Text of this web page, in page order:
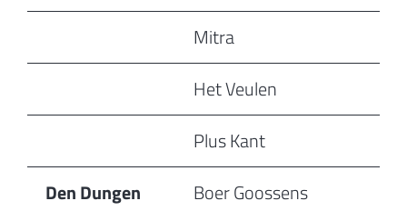
Mitra
Het Veulen
Plus Kant
Den Dungen
Boer Goossens